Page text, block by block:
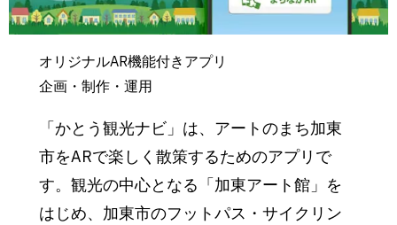
オリジナルAR機能付きアプリ
企画・制作・運用
「かとう観光ナビ」は、アートのまち加東
市をARで楽しく散策するためのアプリで
す。観光の中心となる「加東アート館」を
はじめ、加東市のフットパス・サイクリン